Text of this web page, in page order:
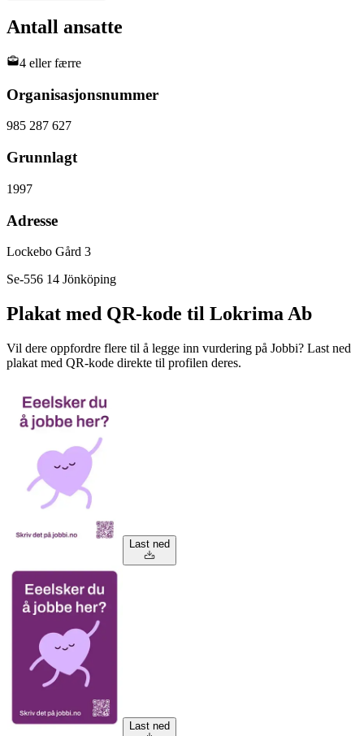
Antall ansatte
4 eller færre
Organisasjonsnummer
985 287 627
Grunnlagt
1997
Adresse
Lockebo Gård 3
Se-556 14 Jönköping
Plakat med QR-kode til Lokrima Ab
Vil dere oppfordre flere til å legge inn vurdering på Jobbi? Last ned
plakat med QR-kode direkte til profilen deres.
Last ned
Last ned